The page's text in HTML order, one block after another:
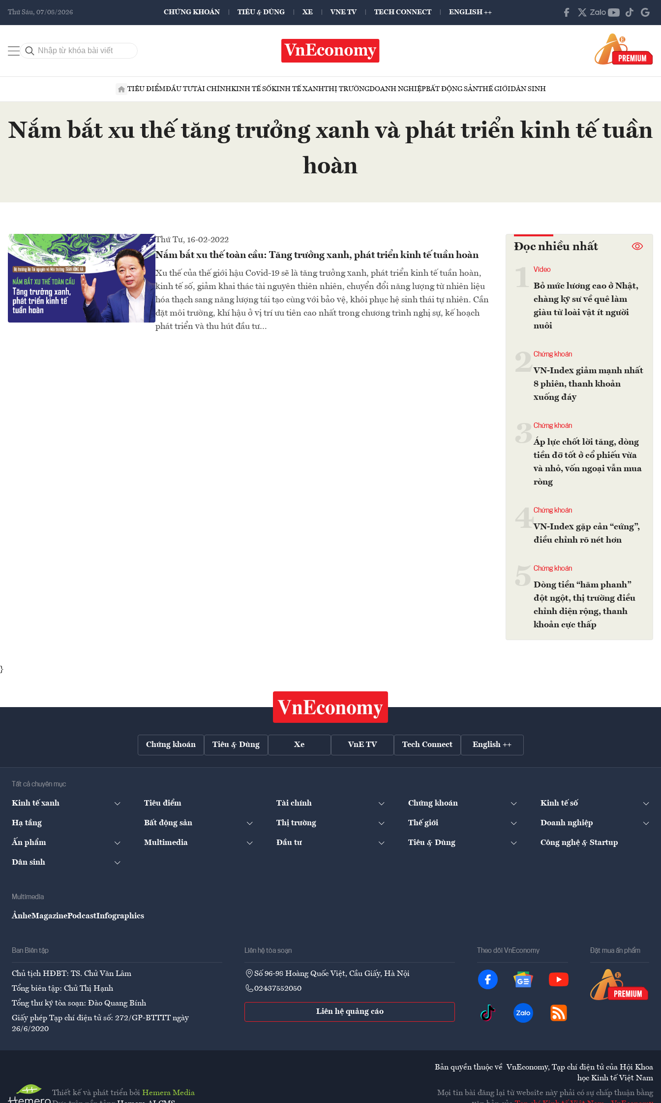
Thứ Sáu, 07/08/2026 CHỨNG KHOÁN TIÊU & DÙNG XE VNE TV TECH CONNECT ENGLISH ++
TIÊU ĐIỂMĐẦU TƯTÀI CHÍNHKINH TẾ SỐKINH TẾ XANHTHỊ TRƯỜNGDOANH NGHIỆPBẤT ĐỘNG SẢNTHẾ GIỚIDÂN SINH
Nắm bắt xu thế tăng trưởng xanh và phát triển kinh tế tuần
hoàn
Thứ Tư, 16-02-2022
Nắm bắt xu thế toàn cầu: Tăng trưởng xanh, phát triển kinh tế tuần hoàn
Xu thế của thế giới hậu Covid-19 sẽ là tăng trưởng xanh, phát triển kinh tế tuần hoàn,
kinh tế số, giảm khai thác tài nguyên thiên nhiên, chuyển đổi năng lượng từ nhiên liệu
hóa thạch sang năng lượng tái tạo cùng với bảo vệ, khôi phục hệ sinh thái tự nhiên. Cần
đặt môi trường, khí hậu ở vị trí ưu tiên cao nhất trong chương trình nghị sự, kế hoạch
phát triển và thu hút đầu tư…
Đọc nhiều nhất
Video
Bỏ mức lương cao ở Nhật,
chàng kỹ sư về quê làm
giàu từ loài vật ít người
nuôi
2Chứng khoán
VN-Index giảm mạnh nhất
8 phiên, thanh khoản
xuống đáy
Chứng khoán
Áp lực chốt lời tăng, dòng
tiền đỡ tốt ở cổ phiếu vừa
và nhỏ, vốn ngoại vẫn mua
ròng
4Chứng khoán
VN-Index gặp cản “cứng”,
điều chỉnh rõ nét hơn
Chứng khoán
Dòng tiền “hãm phanh”
đột ngột, thị trường điều
chỉnh diện rộng, thanh
khoản cực thấp
}
Chứng khoán Tiêu & Dùng Xe VnE TV Tech Connect English ++
Tất cả chuyên mục
Kinh tế xanh Tiêu điểm Tài chính Chứng khoán Kinh tế số
Hạ tầng Bất động sản Thị trường Thế giới Doanh nghiệp
Ấn phẩm Multimedia Đầu tư Tiêu & Dùng Công nghệ & Startup
Dân sinh
Multimedia
ẢnheMagazinePodcastInfographics
Ban Biên tập
Chủ tịch HĐBT: TS. Chử Văn Lâm
Tổng biên tập: Chử Thị Hạnh
Tổng thư ký tòa soạn: Đào Quang Bính
Giấy phép Tạp chí điện tử số: 272/GP-BTTTT ngày
26/6/2020
Liên hệ tòa soạn
Số 96-98 Hoàng Quốc Việt, Cầu Giấy, Hà Nội
02437552050
Liên hệ quảng cáo
Theo dõi VnEconomy Đặt mua ấn phẩm
Thiết kế và phát triển bởi Hemera Media
Bản quyền thuộc về VnEconomy, Tạp chí điện tử của Hội Khoa
học Kinh tế Việt Nam
Mọi tin bài đăng lại từ website này phải có sự chấp thuận bằng